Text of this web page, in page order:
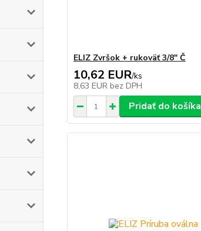
ELIZ Zvršok + rukoväť 3/8" Č
10,62 EUR/ks
8,63 EUR bez DPH
Pridať do košíka